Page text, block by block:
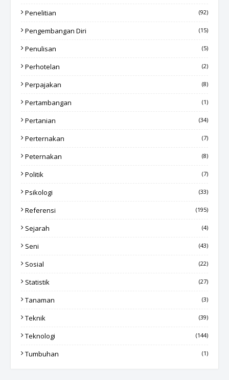
Penelitian (92)
Pengembangan Diri (15)
Penulisan (5)
Perhotelan (2)
Perpajakan (8)
Pertambangan (1)
Pertanian (34)
Perternakan (7)
Peternakan (8)
Politik (7)
Psikologi (33)
Referensi (195)
Sejarah (4)
Seni (43)
Sosial (22)
Statistik (27)
Tanaman (3)
Teknik (39)
Teknologi (144)
Tumbuhan (1)